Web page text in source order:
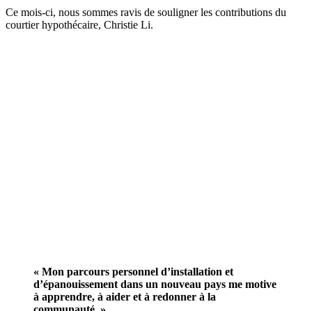
Ce mois-ci, nous sommes ravis de souligner les contributions du
courtier hypothécaire, Christie Li.
« Mon parcours personnel d’installation et
d’épanouissement dans un nouveau pays me motive
à apprendre, à aider et à redonner à la